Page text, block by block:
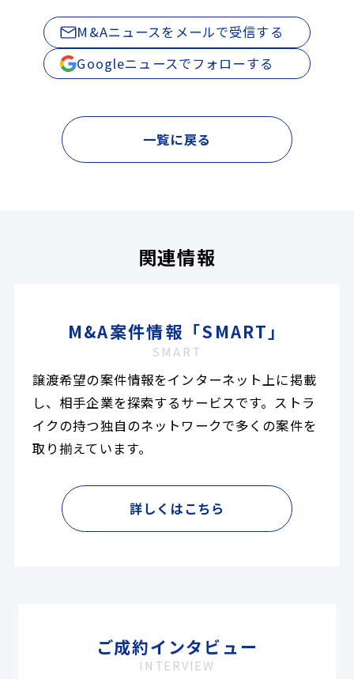
M&Aニュースをメールで受信する
Googleニュースでフォローする
一覧に戻る
関連情報
M&A案件情報「SMART」
SMART
譲渡希望の案件情報をインターネット上に掲載
し、相手企業を探索するサービスです。ストラ
イクの持つ独自のネットワークで多くの案件を
取り揃えています。
詳しくはこちら
ご成約インタビュー
INTERVIEW